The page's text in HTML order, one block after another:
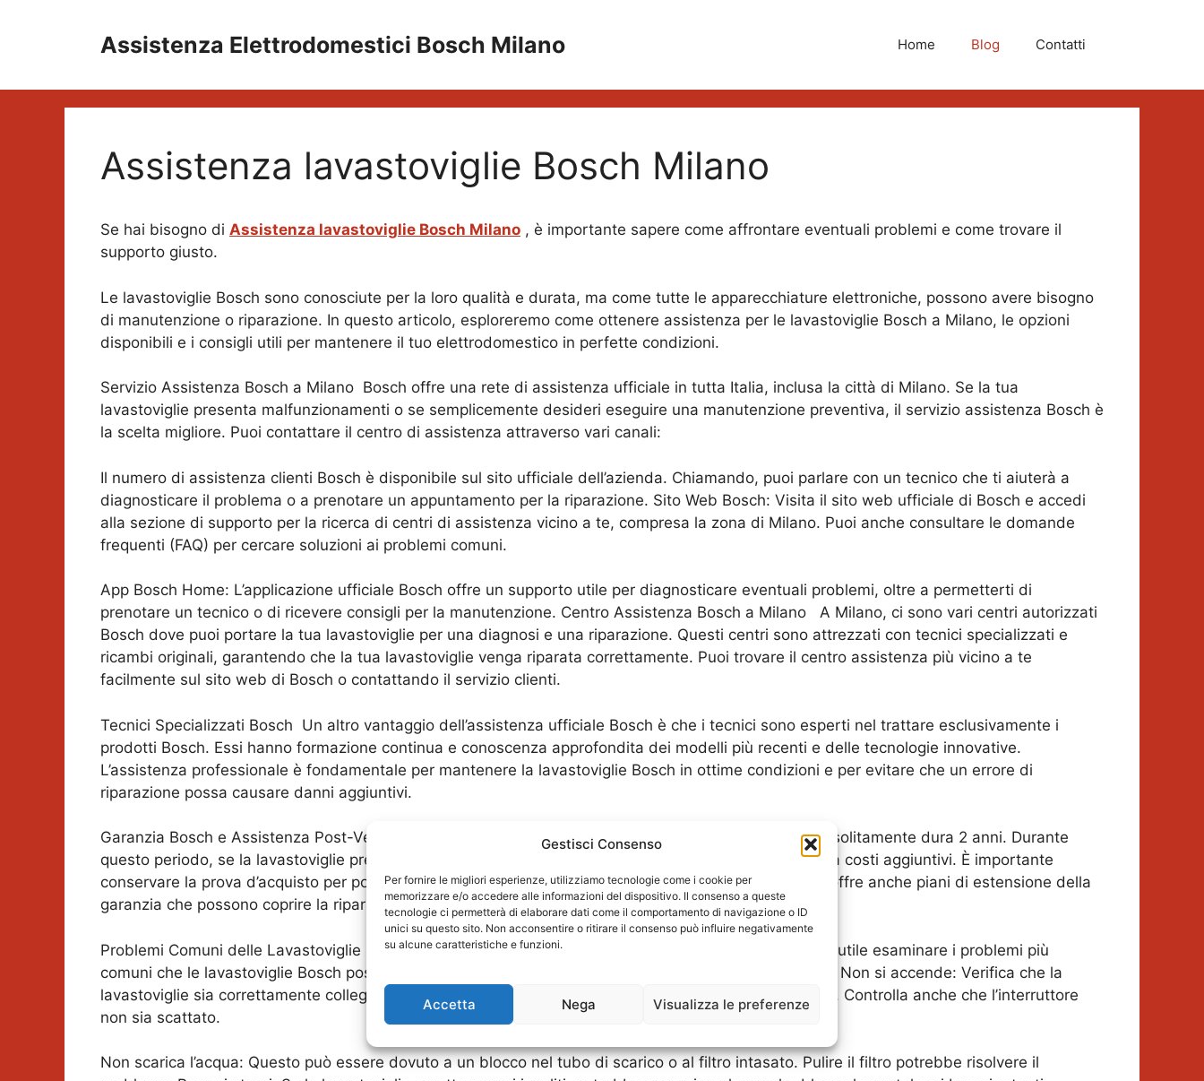
Gestisci Consenso
Per fornire le migliori esperienze, utilizziamo tecnologie come i cookie per
memorizzare e/o accedere alle informazioni del dispositivo. Il consenso a queste
tecnologie ci permetterà di elaborare dati come il comportamento di navigazione o ID
unici su questo sito. Non acconsentire o ritirare il consenso può influire negativamente
su alcune caratteristiche e funzioni.
Accetta Nega Visualizza le preferenze
Assistenza Elettrodomestici Bosch Milano Home Blog Contatti
Assistenza lavastoviglie Bosch Milano
Se hai bisogno di Assistenza lavastoviglie Bosch Milano , è importante sapere come affrontare eventuali problemi e come trovare il
supporto giusto.
Le lavastoviglie Bosch sono conosciute per la loro qualità e durata, ma come tutte le apparecchiature elettroniche, possono avere bisogno
di manutenzione o riparazione. In questo articolo, esploreremo come ottenere assistenza per le lavastoviglie Bosch a Milano, le opzioni
disponibili e i consigli utili per mantenere il tuo elettrodomestico in perfette condizioni.
Servizio Assistenza Bosch a Milano Bosch offre una rete di assistenza ufficiale in tutta Italia, inclusa la città di Milano. Se la tua
lavastoviglie presenta malfunzionamenti o se semplicemente desideri eseguire una manutenzione preventiva, il servizio assistenza Bosch è
la scelta migliore. Puoi contattare il centro di assistenza attraverso vari canali:
Il numero di assistenza clienti Bosch è disponibile sul sito ufficiale dell’azienda. Chiamando, puoi parlare con un tecnico che ti aiuterà a
diagnosticare il problema o a prenotare un appuntamento per la riparazione. Sito Web Bosch: Visita il sito web ufficiale di Bosch e accedi
alla sezione di supporto per la ricerca di centri di assistenza vicino a te, compresa la zona di Milano. Puoi anche consultare le domande
frequenti (FAQ) per cercare soluzioni ai problemi comuni.
App Bosch Home: L’applicazione ufficiale Bosch offre un supporto utile per diagnosticare eventuali problemi, oltre a permetterti di
prenotare un tecnico o di ricevere consigli per la manutenzione. Centro Assistenza Bosch a Milano A Milano, ci sono vari centri autorizzati
Bosch dove puoi portare la tua lavastoviglie per una diagnosi e una riparazione. Questi centri sono attrezzati con tecnici specializzati e
ricambi originali, garantendo che la tua lavastoviglie venga riparata correttamente. Puoi trovare il centro assistenza più vicino a te
facilmente sul sito web di Bosch o contattando il servizio clienti.
Tecnici Specializzati Bosch Un altro vantaggio dell’assistenza ufficiale Bosch è che i tecnici sono esperti nel trattare esclusivamente i
prodotti Bosch. Essi hanno formazione continua e conoscenza approfondita dei modelli più recenti e delle tecnologie innovative.
L’assistenza professionale è fondamentale per mantenere la lavastoviglie Bosch in ottime condizioni e per evitare che un errore di
riparazione possa causare danni aggiuntivi.
Garanzia Bosch e Assistenza Post-Vendita Le lavastoviglie Bosch sono coperte da una garanzia che solitamente dura 2 anni. Durante
questo periodo, se la lavastoviglie presenta difetti di fabbricazione, Bosch si impegna a ripararla senza costi aggiuntivi. È importante
conservare la prova d’acquisto per poter usufruire della garanzia. Oltre alla garanzia standard, Bosch offre anche piani di estensione della
garanzia che possono coprire la riparazione per un periodo più lungo.
Problemi Comuni delle Lavastoviglie Bosch e Soluzioni Prima di chiamare un tecnico, potrebbe essere utile esaminare i problemi più
comuni che le lavastoviglie Bosch possono presentare e le possibili soluzioni che puoi provare da solo. Non si accende: Verifica che la
lavastoviglie sia correttamente collegata alla corrente e che non ci siano interruzioni nell’alimentazione. Controlla anche che l’interruttore
non sia scattato.
Non scarica l’acqua: Questo può essere dovuto a un blocco nel tubo di scarico o al filtro intasato. Pulire il filtro potrebbe risolvere il